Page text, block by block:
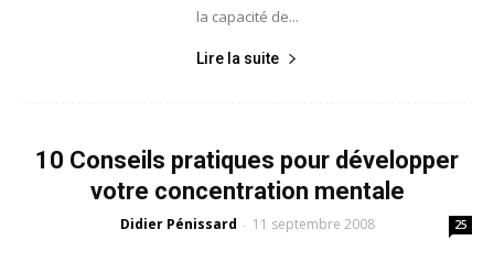
la capacité de...
Lire la suite
10 Conseils pratiques pour développer
votre concentration mentale
Didier Pénissard - 11 septembre 2008 25